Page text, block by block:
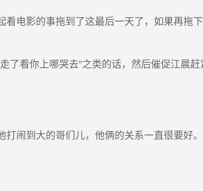
电影的事拖到了这最后一天了，如果再拖下
看你上哪哭去”之类的话，然后催促江晨赶
闹到大的哥们儿，他俩的关系一直很要好。